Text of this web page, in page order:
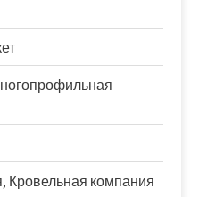
Кровельная компания